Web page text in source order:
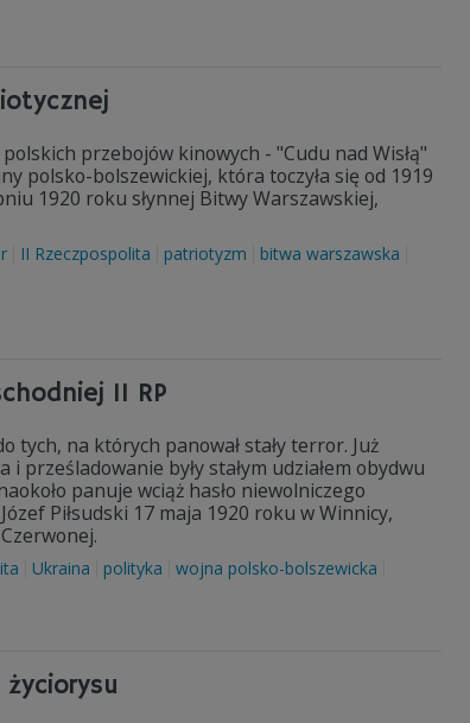
przebojów kinowych - "Cudu nad Wisłą"
polsko-bolszewickiej, która toczyła się od 1919
1920 roku słynnej Bitwy Warszawskiej,
II Rzeczpospolita patriotyzm bitwa warszawska
II RP
tych, na których panował stały terror. Już
prześladowanie były stałym udziałem obydwu
panuje wciąż hasło niewolniczego
Piłsudski 17 maja 1920 roku w Winnicy,
Ukraina polityka
wojna polsko-bolszewicka